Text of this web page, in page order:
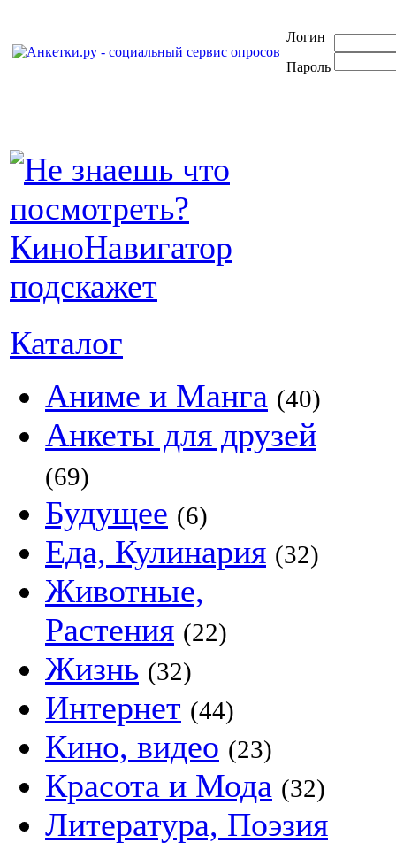
Логин
Пароль
Каталог
Аниме и Манга (40)
Анкеты для друзей
(69)
Будущее (6)
Еда, Кулинария (32)
Животные,
Растения (22)
Жизнь (32)
Интернет (44)
Кино, видео (23)
Красота и Мода (32)
Литература, Поэзия